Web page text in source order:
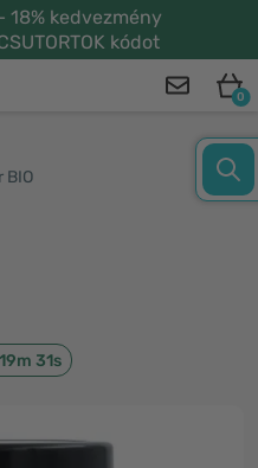
18% kedvezmény
kódot
0
BIO
31s